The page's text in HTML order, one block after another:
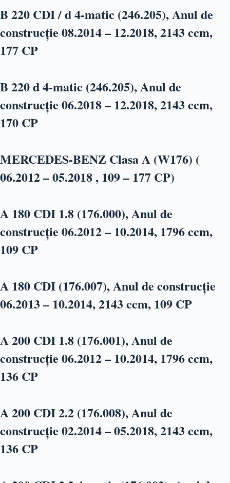
B 220 CDI / d 4-matic (246.205), Anul de
construcție 08.2014 – 12.2018, 2143 ccm,
177 CP
B 220 d 4-matic (246.205), Anul de
construcție 06.2018 – 12.2018, 2143 ccm,
170 CP
MERCEDES-BENZ Clasa A (W176) (
06.2012 – 05.2018 , 109 – 177 CP)
A 180 CDI 1.8 (176.000), Anul de
construcție 06.2012 – 10.2014, 1796 ccm,
109 CP
A 180 CDI (176.007), Anul de construcție
06.2013 – 10.2014, 2143 ccm, 109 CP
A 200 CDI 1.8 (176.001), Anul de
construcție 06.2012 – 10.2014, 1796 ccm,
136 CP
A 200 CDI 2.2 (176.008), Anul de
construcție 02.2014 – 05.2018, 2143 ccm,
136 CP